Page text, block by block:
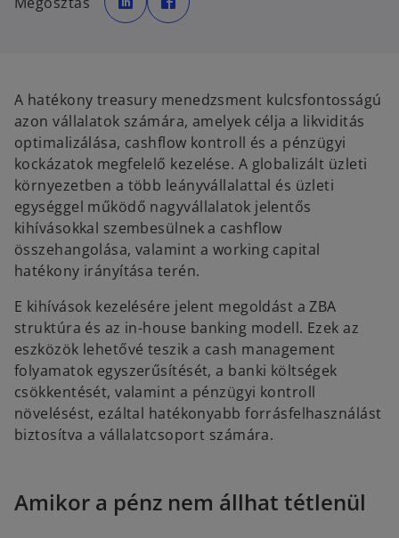
e
n
t
a
b
e
t
b
A hatékony treasury menedzsment kulcsfontosságú
azon vállalatok számára, amelyek célja a likviditás
optimalizálása, cashflow kontroll és a pénzügyi
kockázatok megfelelő kezelése. A globalizált üzleti
környezetben a több leányvállalattal és üzleti
egységgel működő nagyvállalatok jelentős
kihívásokkal szembesülnek a cashflow
összehangolása, valamint a working capital
hatékony irányítása terén.
E kihívások kezelésére jelent megoldást a ZBA
struktúra és az in-house banking modell. Ezek az
eszközök lehetővé teszik a cash management
folyamatok egyszerűsítését, a banki költségek
csökkentését, valamint a pénzügyi kontroll
növelésést, ezáltal hatékonyabb forrásfelhasználást
biztosítva a vállalatcsoport számára.
Amikor a pénz nem állhat tétlenül